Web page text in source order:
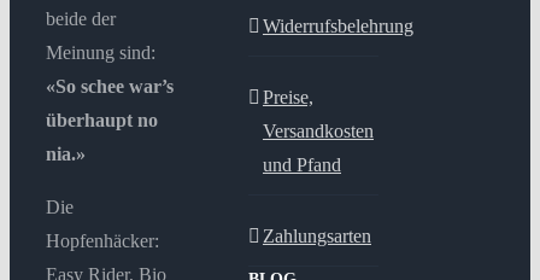
beide der
Meinung sind:
«So schee war’s
überhaupt no
nia.»
Die
Hopfenhäcker:
Easy Rider, Bio
Widerrufsbelehrung
Preise,
Versandkosten
und Pfand
Zahlungsarten